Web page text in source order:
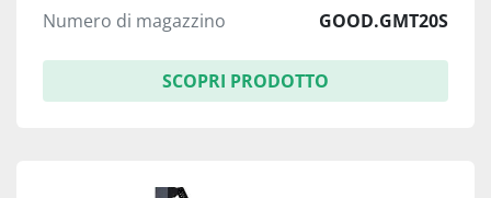
Numero di magazzino
GOOD.GMT20S
SCOPRI PRODOTTO